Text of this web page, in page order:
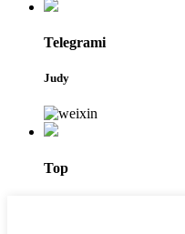
Telegrami
Judy
Top